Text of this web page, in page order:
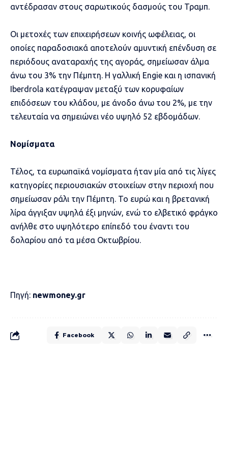
αντέδρασαν στους σαρωτικούς δασμούς του Τραμπ.
Οι μετοχές των επιχειρήσεων κοινής ωφέλειας, οι
οποίες παραδοσιακά αποτελούν αμυντική επένδυση σε
περιόδους αναταραχής της αγοράς, σημείωσαν άλμα
άνω του 3% την Πέμπτη. Η γαλλική Engie και η ισπανική
Iberdrola κατέγραψαν μεταξύ των κορυφαίων
επιδόσεων του κλάδου, με άνοδο άνω του 2%, με την
τελευταία να σημειώνει νέο υψηλό 52 εβδομάδων.
Nομίσματα
Τέλος, τα ευρωπαϊκά νομίσματα ήταν μία από τις λίγες
κατηγορίες περιουσιακών στοιχείων στην περιοχή που
σημείωσαν ράλι την Πέμπτη. Το ευρώ και η βρετανική
λίρα άγγιξαν υψηλά έξι μηνών, ενώ το ελβετικό φράγκο
ανήλθε στο υψηλότερο επίπεδό του έναντι του
δολαρίου από τα μέσα Οκτωβρίου.
Πηγή: newmoney.gr
Facebook